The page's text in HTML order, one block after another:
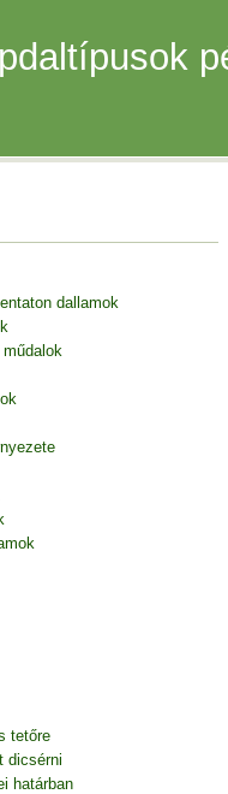
dallamok
tetőre
dicsérni
határban